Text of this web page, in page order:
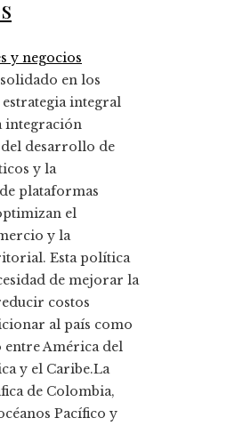
y negocios
en los
integral
integración
desarrollo de
y la
plataformas
el
y la
Esta política
de mejorar la
costos
al país como
entre América del
y el Caribe.La
de Colombia,
Pacífico y